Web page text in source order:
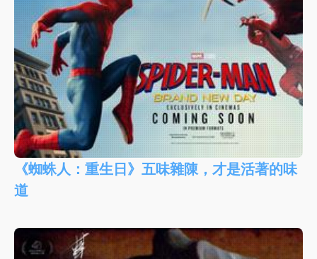
《蜘蛛人：重生日》五味雜陳，才是活著的味
道